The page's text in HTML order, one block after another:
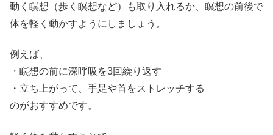
動く瞑想（歩く瞑想など）も取り入れるか、瞑想の前後で
体を軽く動かすようにしましょう。
例えば、
・瞑想の前に深呼吸を3回繰り返す
・立ち上がって、手足や首をストレッチする
のがおすすめです。